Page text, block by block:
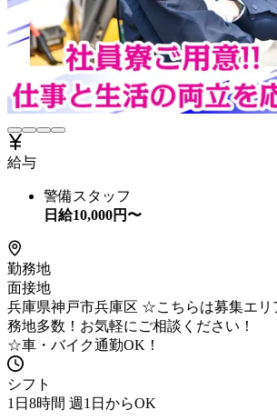
給与
警備スタッフ
日給10,000円〜
勤務地
面接地
兵庫県神戸市兵庫区 ☆こちらは募集エリ
務地多数！お気軽にご相談ください！
☆車・バイク通勤OK！
シフト
1日8時間 週1日からOK